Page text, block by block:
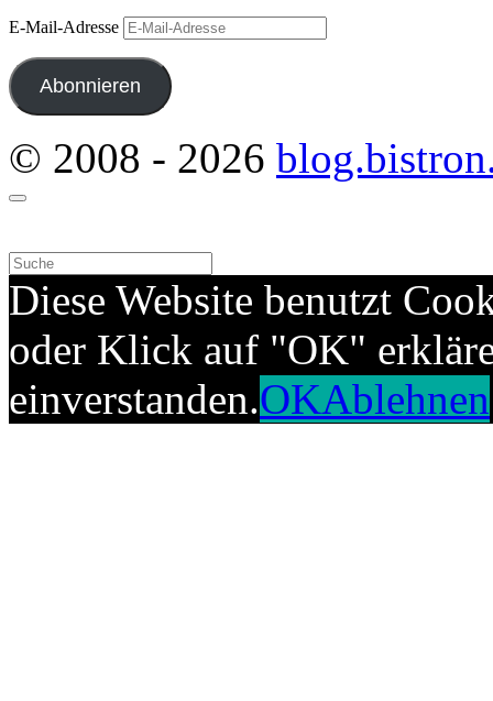
E-Mail-Adresse
Abonnieren
© 2008 - 2026
Diese Website benutzt
oder Klick auf "OK"
einverstanden.OKAblehnen